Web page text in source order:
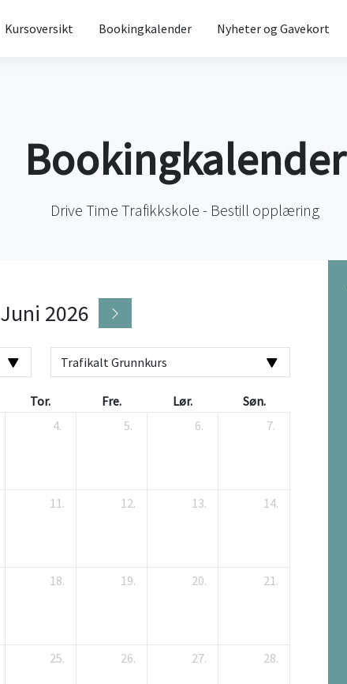
Kursoversikt Bookingkalender Nyheter og Gavekort
Bookingkalender
Drive Time Trafikkskole - Bestill opplæring
Juni 2026
Tor. Fre. Lør.
Søn.
4. 5. 6. 7.
11. 12. 13. 14.
18. 19. 20. 21.
25. 26. 27. 28.